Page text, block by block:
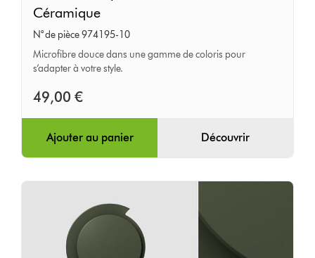
OnTrac™
Bleu
Céramique
Céramique
N° de pièce 974195-10
Microfibre douce dans une gamme de coloris pour
s’adapter à votre style.
49,00 €
Ajouter au panier Découvrir